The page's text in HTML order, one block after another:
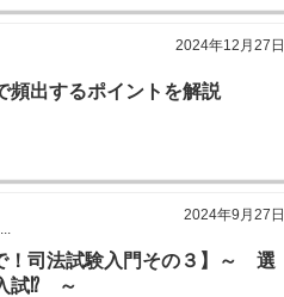
2024年12月27日
頻出するポイントを解説
2024年9月27日
！司法試験入門その３】～ 選
試⁉ ～